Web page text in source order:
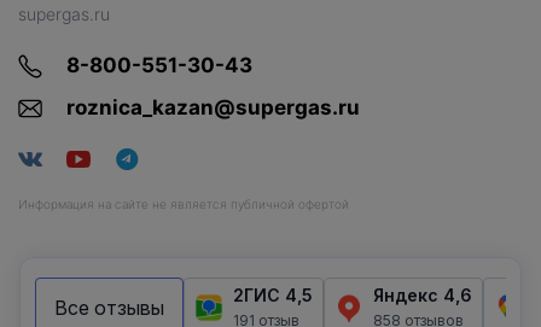
supergas.ru
8-800-551-30-43
roznica_kazan@supergas.ru
Информация на сайте не является публичной офертой